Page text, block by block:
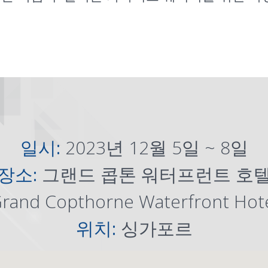
일시: 2023년 12월 5일 ~ 8일
소: 그랜드 콥톤 워터프런트 호
Copthorne Waterfront
위치: 싱가포르